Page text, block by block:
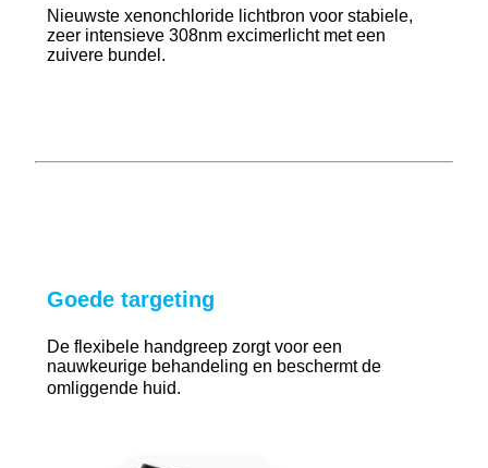
Nieuwste xenonchloride lichtbron voor stabiele,
zeer intensieve 308nm excimerlicht met een
zuivere bundel.
Goede targeting
De flexibele handgreep zorgt voor een
nauwkeurige behandeling en beschermt de
omliggende huid.